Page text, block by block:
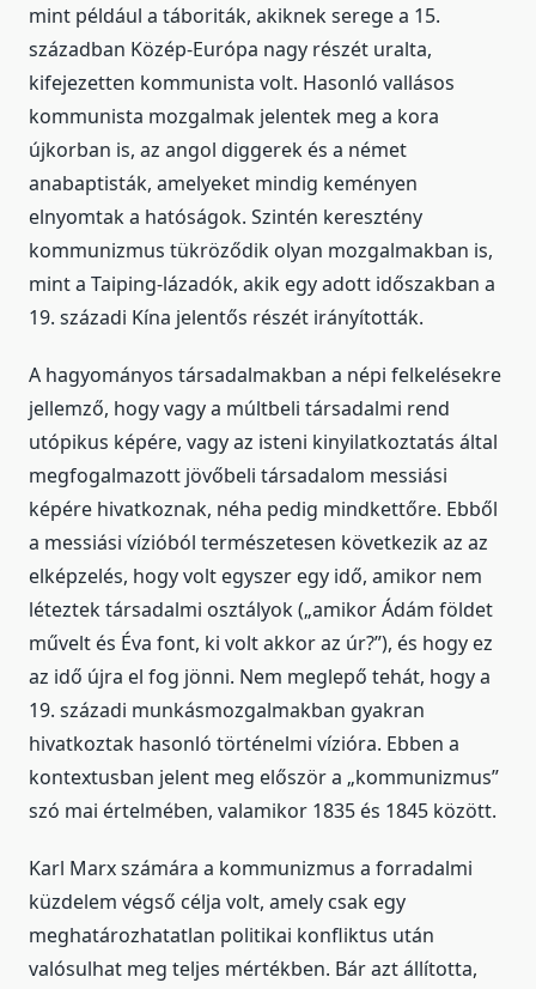
mint például a táboriták, akiknek serege a 15.
században Közép-Európa nagy részét uralta,
kifejezetten kommunista volt. Hasonló vallásos
kommunista mozgalmak jelentek meg a kora
újkorban is, az angol diggerek és a német
anabaptisták, amelyeket mindig keményen
elnyomtak a hatóságok. Szintén keresztény
kommunizmus tükröződik olyan mozgalmakban is,
mint a Taiping-lázadók, akik egy adott időszakban a
19. századi Kína jelentős részét irányították.
A hagyományos társadalmakban a népi felkelésekre
jellemző, hogy vagy a múltbeli társadalmi rend
utópikus képére, vagy az isteni kinyilatkoztatás által
megfogalmazott jövőbeli társadalom messiási
képére hivatkoznak, néha pedig mindkettőre. Ebből
a messiási vízióból természetesen következik az az
elképzelés, hogy volt egyszer egy idő, amikor nem
léteztek társadalmi osztályok („amikor Ádám földet
művelt és Éva font, ki volt akkor az úr?”), és hogy ez
az idő újra el fog jönni. Nem meglepő tehát, hogy a
19. századi munkásmozgalmakban gyakran
hivatkoztak hasonló történelmi vízióra. Ebben a
kontextusban jelent meg először a „kommunizmus”
szó mai értelmében, valamikor 1835 és 1845 között.
Karl Marx számára a kommunizmus a forradalmi
küzdelem végső célja volt, amely csak egy
meghatározhatatlan politikai konfliktus után
valósulhat meg teljes mértékben. Bár azt állította,